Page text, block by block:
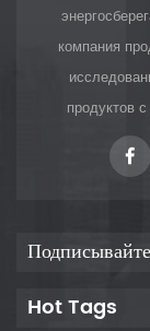
компания
продуктов
Hot Tags